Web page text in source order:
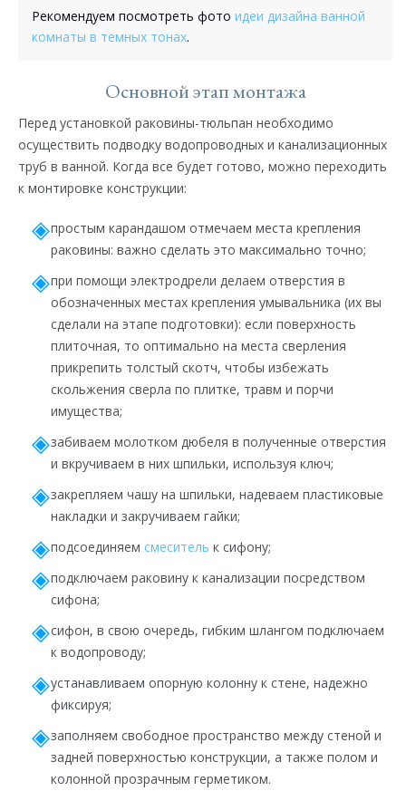
Рекомендуем посмотреть фото идеи дизайна ванной
комнаты в темных тонах.
Основной этап монтажа
Перед установкой раковины-тюльпан необходимо
осуществить подводку водопроводных и канализационных
труб в ванной. Когда все будет готово, можно переходить
к монтировке конструкции:
простым карандашом отмечаем места крепления
раковины: важно сделать это максимально точно;
при помощи электродрели делаем отверстия в
обозначенных местах крепления умывальника (их вы
сделали на этапе подготовки): если поверхность
плиточная, то оптимально на места сверления
прикрепить толстый скотч, чтобы избежать
скольжения сверла по плитке, травм и порчи
имущества;
забиваем молотком дюбеля в полученные отверстия
и вкручиваем в них шпильки, используя ключ;
закрепляем чашу на шпильки, надеваем пластиковые
накладки и закручиваем гайки;
подсоединяем смеситель к сифону;
подключаем раковину к канализации посредством
сифона;
сифон, в свою очередь, гибким шлангом подключаем
к водопроводу;
устанавливаем опорную колонну к стене, надежно
фиксируя;
заполняем свободное пространство между стеной и
задней поверхностью конструкции, а также полом и
колонной прозрачным герметиком.